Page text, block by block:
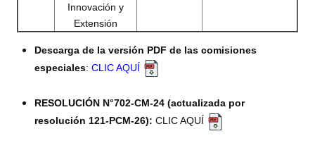
Innovación y
Extensión
Descarga de la versión PDF de las comisiones
especiales: CLIC AQUÍ
RESOLUCIÓN N°702-CM-24 (actualizada por
resolución 121-PCM-26): CLIC AQUÍ